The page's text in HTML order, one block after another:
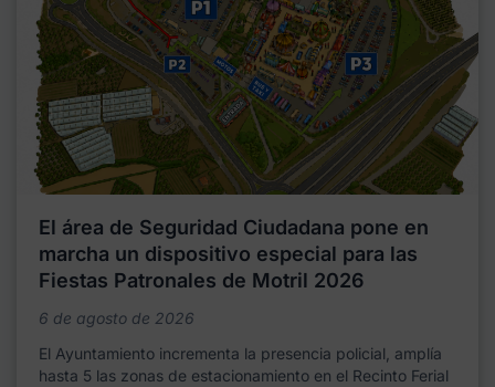
El área de Seguridad Ciudadana pone en
marcha un dispositivo especial para las
Fiestas Patronales de Motril 2026
6 de agosto de 2026
El Ayuntamiento incrementa la presencia policial, amplía
hasta 5 las zonas de estacionamiento en el Recinto Ferial